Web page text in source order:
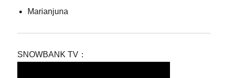
Marianjuna
SNOWBANK TV：